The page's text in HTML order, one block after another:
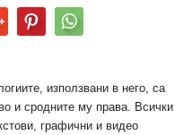
използвани в него, са
и сродните му права. Всички
графични и видео